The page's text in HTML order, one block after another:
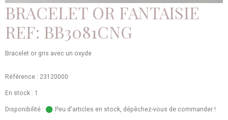
BRACELET OR FANTAISIE
REF: BB3081CNG
Bracelet or gris avec un oxyde
Référence : 23120000
En stock : 1
Disponibilité : Peu d'articles en stock, dépêchez-vous de commander !